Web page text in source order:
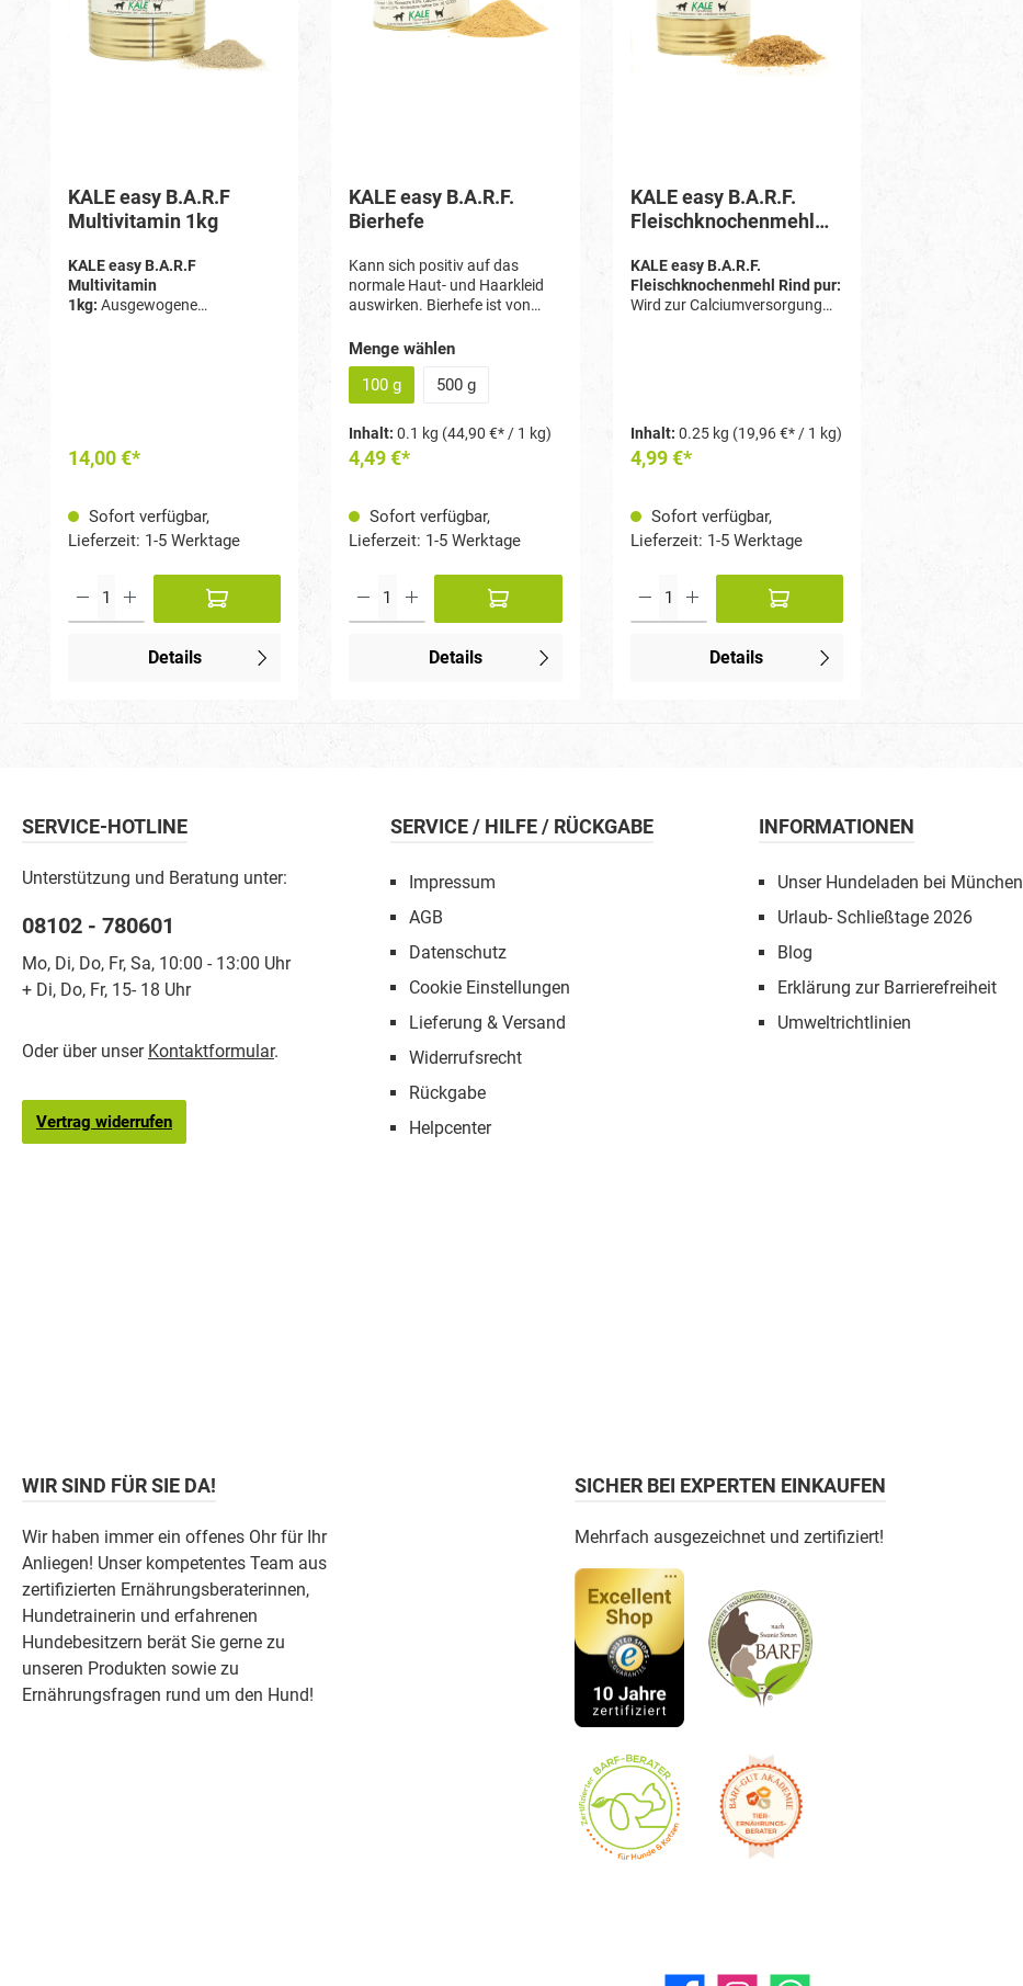
KALE easy B.A.R.F
Multivitamin 1kg
KALE easy B.A.R.F
Multivitamin
1kg: Ausgewogene
14,00 €*
Sofort verfügbar,
Lieferzeit: 1-5 Werktage
Details
KALE easy B.A.R.F.
Bierhefe
Kann sich positiv auf das
normale Haut- und Haarkleid
auswirken. Bierhefe ist von
Menge wählen
100 g
500 g
Inhalt:0.1 kg (44,90 €* / 1 kg)
4,49 €*
Sofort verfügbar,
Lieferzeit: 1-5 Werktage
Details
KALE easy B.A.R.F.
Fleischknochenmehl
KALE easy B.A.R.F.
Fleischknochenmehl Rind pur:
Wird zur Calciumversorgung
Inhalt: 0.25 kg (19,96 €* / 1 kg)
4,99 €*
Sofort verfügbar,
Lieferzeit: 1-5 Werktage
Details
SERVICE-HOTLINE
Unterstützung und Beratung unter:
08102 - 780601
Mo, Di, Do, Fr, Sa, 10:00 - 13:00 Uhr
+ Di, Do, Fr, 15- 18 Uhr
Oder über unser Kontaktformular.
Vertrag widerrufen
SERVICE / HILFE / RÜCKGABE
Impressum
AGB
Datenschutz
Cookie Einstellungen
Lieferung & Versand
Widerrufsrecht
Rückgabe
Helpcenter
INFORMATIONEN
Unser Hundeladen bei München
Urlaub- Schließtage 2026
Blog
Erklärung zur Barrierefreiheit
Umweltrichtlinien
WIR SIND FÜR SIE DA!
Wir haben immer ein offenes Ohr für Ihr
Anliegen! Unser kompetentes Team aus
zertifizierten Ernährungsberaterinnen,
Hundetrainerin und erfahrenen
Hundebesitzern berät Sie gerne zu
unseren Produkten sowie zu
Ernährungsfragen rund um den Hund!
SICHER BEI EXPERTEN EINKAUFEN
Mehrfach ausgezeichnet und zertifiziert!